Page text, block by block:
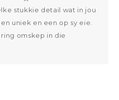
stukkie detail wat in jou
uniek en een op sy eie.
omskep in die